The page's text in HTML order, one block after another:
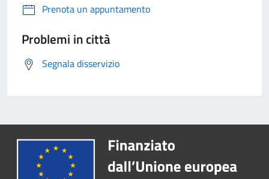
Prenota un appuntamento
Problemi in città
Segnala disservizio